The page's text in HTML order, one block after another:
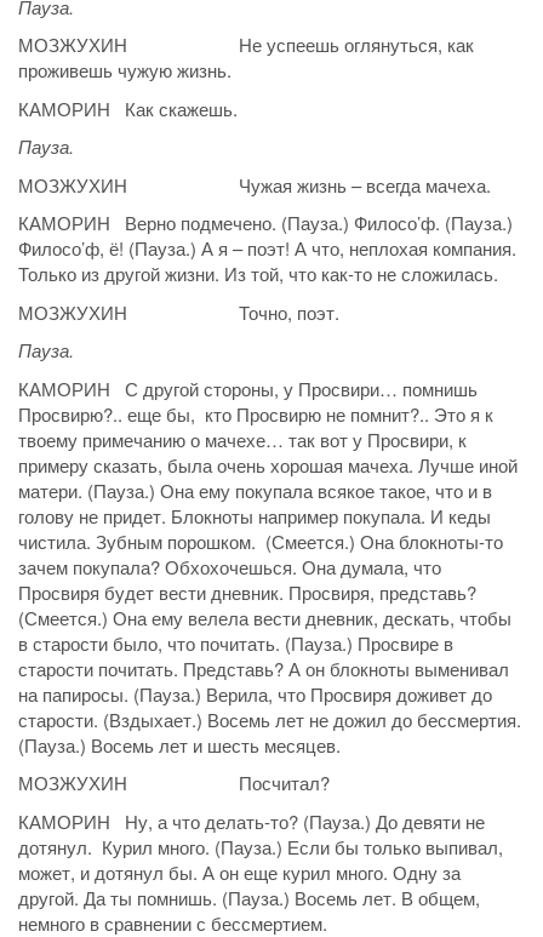
Пауза.
МОЗЖУХИН Не успеешь оглянуться, как
проживешь чужую жизнь.
КАМОРИН Как скажешь.
Пауза.
МОЗЖУХИН Чужая жизнь – всегда мачеха.
КАМОРИН Верно подмечено. (Пауза.) Филосо’ф. (Пауза.)
Филосо’ф, ё! (Пауза.) А я – поэт! А что, неплохая компания.
Только из другой жизни. Из той, что как-то не сложилась.
МОЗЖУХИН Точно, поэт.
Пауза.
КАМОРИН С другой стороны, у Просвири… помнишь
Просвирю?.. еще бы, кто Просвирю не помнит?.. Это я к
твоему примечанию о мачехе… так вот у Просвири, к
примеру сказать, была очень хорошая мачеха. Лучше иной
матери. (Пауза.) Она ему покупала всякое такое, что и в
голову не придет. Блокноты например покупала. И кеды
чистила. Зубным порошком. (Смеется.) Она блокноты-то
зачем покупала? Обхохочешься. Она думала, что
Просвиря будет вести дневник. Просвиря, представь?
(Смеется.) Она ему велела вести дневник, дескать, чтобы
в старости было, что почитать. (Пауза.) Просвире в
старости почитать. Представь? А он блокноты выменивал
на папиросы. (Пауза.) Верила, что Просвиря доживет до
старости. (Вздыхает.) Восемь лет не дожил до бессмертия.
(Пауза.) Восемь лет и шесть месяцев.
МОЗЖУХИН Посчитал?
КАМОРИН Ну, а что делать-то? (Пауза.) До девяти не
дотянул. Курил много. (Пауза.) Если бы только выпивал,
может, и дотянул бы. А он еще курил много. Одну за
другой. Да ты помнишь. (Пауза.) Восемь лет. В общем,
немного в сравнении с бессмертием.